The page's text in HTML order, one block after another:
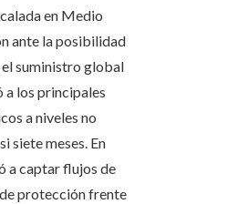
en Medio
ante la posibilidad
suministro global
a los principales
a niveles no
siete meses. En
a captar flujos de
protección frente